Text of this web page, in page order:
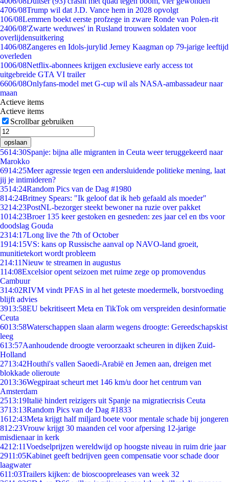
4706/08Trump wil dat J.D. Vance hem in 2028 opvolgt
106/08Lemmen boekt eerste profzege in zware Ronde van Polen-rit
2406/08'Zwarte weduwes' in Rusland trouwen soldaten voor
overlijdensuitkering
1406/08Zangeres en Idols-jurylid Jerney Kaagman op 79-jarige leeftijd
overleden
1006/08Netflix-abonnees krijgen exclusieve early access tot
uitgebreide GTA VI trailer
6606/08Onlyfans-model met G-cup wil als NASA-ambassadeur naar
maan
Actieve items
Actieve items
Scrollbar gebruiken
opslaan
5614:30Spanje: bijna alle migranten in Ceuta weer teruggekeerd naar
Marokko
6914:25Meer agressie tegen een andersluidende politieke mening, laat
jij je intimideren?
3514:24Random Pics van de Dag #1980
814:24Britney Spears: "Ik geloof dat ik heb gefaald als moeder"
3214:23PostNL-bezorger steekt bewoner na ruzie over pakket
1014:23Broer 135 keer gestoken en gesneden: zes jaar cel en tbs voor
doodslag Gouda
2314:17Long live the 7th of October
1914:15VS: kans op Russische aanval op NAVO-land groeit,
munitietekort wordt probleem
214:11Nieuw te streamen in augustus
114:08Excelsior opent seizoen met ruime zege op promovendus
Cambuur
314:02RIVM vindt PFAS in al het geteste moedermelk, borstvoeding
blijft advies
3913:58EU bekritiseert Meta en TikTok om verspreiden desinformatie
Ceuta
6013:58Waterschappen slaan alarm wegens droogte: Gereedschapskist
leeg
613:57Aanhoudende droogte veroorzaakt scheuren in dijken Zuid-
Holland
2713:42Houthi's vallen Saoedi-Arabië en Jemen aan, dreigen met
blokkade olieroute
2013:36Wegpiraat scheurt met 146 km/u door het centrum van
Amsterdam
2513:19Italië hindert reizigers uit Spanje na migratiecrisis Ceuta
3713:13Random Pics van de Dag #1833
1612:43Meta krijgt half miljard boete voor mentale schade bij jongeren
812:23Vrouw krijgt 30 maanden cel voor afpersing 12-jarige
misdienaar in kerk
4212:11Voedselprijzen wereldwijd op hoogste niveau in ruim drie jaar
2911:05Kabinet geeft bedrijven geen compensatie voor schade door
laagwater
611:03Trailers kijken: de bioscoopreleases van week 32